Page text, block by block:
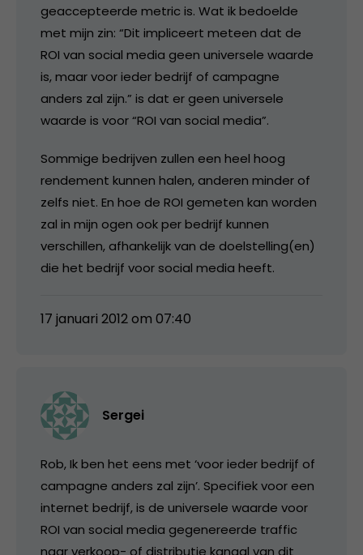
geaccepteerde metric is. Wat ik bedoelde
met mijn zin: “Dit impliceert meteen dat de
ROI van social media geen universele waarde
is, maar voor ieder bedrijf of campagne
anders zal zijn.” is dat er geen universele
waarde is voor “ROI van social media”.
Sommige bedrijven zullen een heel hoog
rendement kunnen halen, anderen minder of
zelfs niet. En hoe de ROI gemeten kan worden
zal in mijn ogen ook per bedrijf kunnen
verschillen, afhankelijk van de doelstelling(en)
die het bedrijf voor social media heeft.
17 januari 2012 om 07:40
Sergei
Rob, Ik ben het eens met ‘voor ieder bedrijf of
campagne anders zal zijn’. Specifiek voor een
internet bedrijf, is de universele waarde voor
ROI van social media gegenereerde traffic
naar verkoop- of distributie kanaal van dit